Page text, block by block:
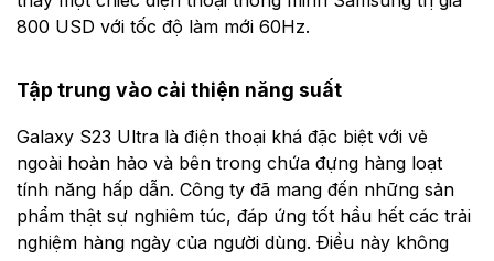
800 USD với tốc độ làm mới 60Hz.
Tập trung vào cải thiện năng suất
Galaxy S23 Ultra là điện thoại khá đặc biệt với vẻ
ngoài hoàn hảo và bên trong chứa đựng hàng loạt
tính năng hấp dẫn. Công ty đã mang đến những sản
phẩm thật sự nghiêm túc, đáp ứng tốt hầu hết các trải
nghiệm hàng ngày của người dùng. Điều này không